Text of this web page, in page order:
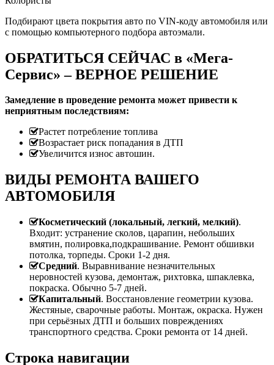
Подбирают цвета покрытия авто по VIN-коду автомобиля или
с помощью компьютерного подбора автоэмали.
ОБРАТИТЬСЯ СЕЙЧАС в «Мега-
Сервис» – ВЕРНОЕ РЕШЕНИЕ
Замедление в проведение ремонта может привести к
неприятным последствиям:
Растет потребление топлива
Возрастает риск попадания в ДТП
Увеличится износ автошин.
ВИДЫ РЕМОНТА ВАШЕГО
АВТОМОБИЛЯ
Косметический (локальный, легкий, мелкий).
Входит: устранение сколов, царапин, небольших
вмятин, полировка,подкрашивание. Ремонт обшивки
потолка, торпеды. Сроки 1-2 дня.
Средний. Выравнивание незначительных
неровностей кузова, демонтаж, рихтовка, шпаклевка,
покраска. Обычно 5-7 дней.
Капитальный. Восстановление геометрии кузова.
Жестяные, сварочные работы. Монтаж, окраска. Нужен
при серьёзных ДТП и больших повреждениях
транспортного средства. Сроки ремонта от 14 дней.
Строка навигации